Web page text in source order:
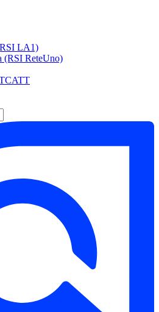
LA1)
(RSI ReteUno)